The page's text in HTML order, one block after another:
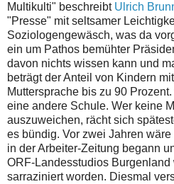
Multikulti" beschreibt Ulrich
"Presse" mit seltsamer
Soziologengewäsch, was da
ein um Pathos bemühter
davon nichts wissen kann und
beträgt der Anteil von Kindern
Muttersprache bis zu 90
eine andere Schule. Wer keine
auszuweichen, rächt sich
es bündig. Vor zwei Jahren
in der Arbeiter-Zeitung begann
ORF-Landesstudios
sarraziniert worden. Diesmal